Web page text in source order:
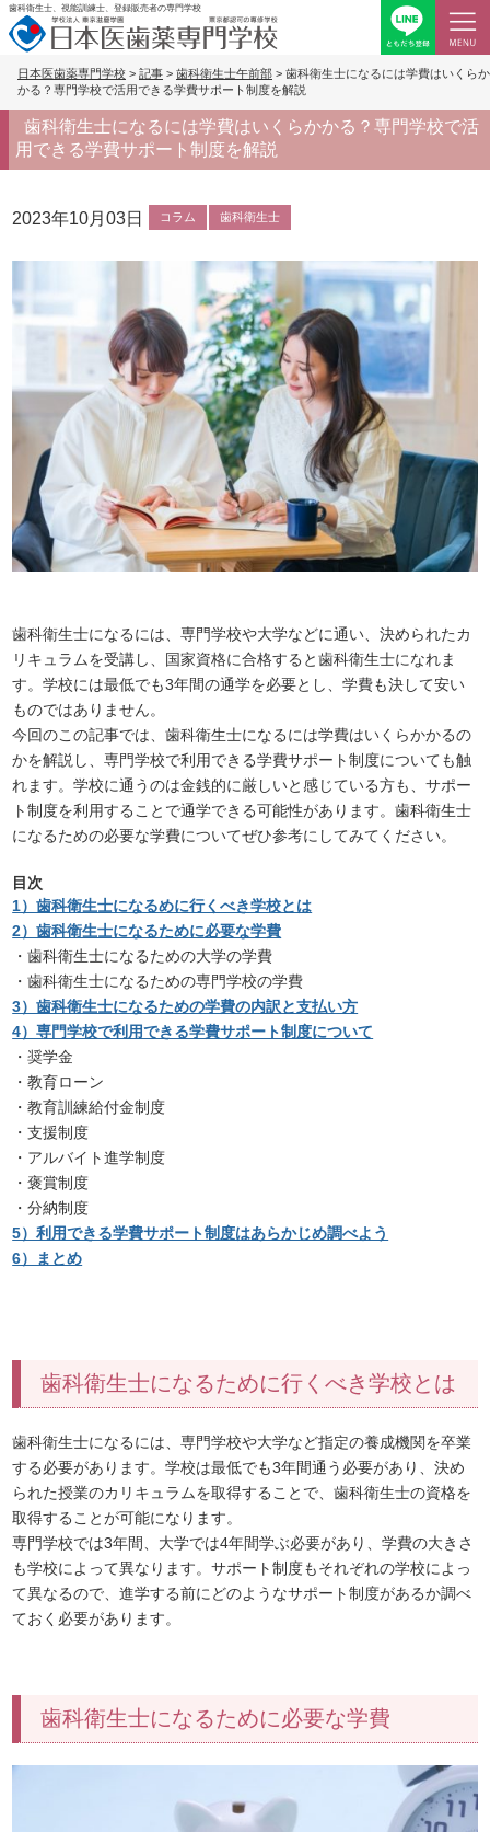
歯科衛生士、視能訓練士、登録販売者の専門学校
日本医歯薬専門学校 > 記事 > 歯科衛生士午前部 > 歯科衛生士になるには学費はいくらか
かる？専門学校で活用できる学費サポート制度を解説
歯科衛生士になるには学費はいくらかかる？専門学校で活
用できる学費サポート制度を解説
2023年10月03日 コラム 歯科衛生士
歯科衛生士になるには、専門学校や大学などに通い、決められたカ
リキュラムを受講し、国家資格に合格すると歯科衛生士になれま
す。学校には最低でも3年間の通学を必要とし、学費も決して安い
ものではありません。
今回のこの記事では、歯科衛生士になるには学費はいくらかかるの
かを解説し、専門学校で利用できる学費サポート制度についても触
れます。学校に通うのは金銭的に厳しいと感じている方も、サポー
ト制度を利用することで通学できる可能性があります。歯科衛生士
になるための必要な学費についてぜひ参考にしてみてください。
目次
1）歯科衛生士になるめに行くべき学校とは
2）歯科衛生士になるために必要な学費
・歯科衛生士になるための大学の学費
・歯科衛生士になるための専門学校の学費
3）歯科衛生士になるための学費の内訳と支払い方
4）専門学校で利用できる学費サポート制度について
・奨学金
・教育ローン
・教育訓練給付金制度
・支援制度
・アルバイト進学制度
・褒賞制度
・分納制度
5）利用できる学費サポート制度はあらかじめ調べよう
6）まとめ
歯科衛生士になるために行くべき学校とは
歯科衛生士になるには、専門学校や大学など指定の養成機関を卒業
する必要があります。学校は最低でも3年間通う必要があり、決め
られた授業のカリキュラムを取得することで、歯科衛生士の資格を
取得することが可能になります。
専門学校では3年間、大学では4年間学ぶ必要があり、学費の大きさ
も学校によって異なります。サポート制度もそれぞれの学校によっ
て異なるので、進学する前にどのようなサポート制度があるか調べ
ておく必要があります。
歯科衛生士になるために必要な学費